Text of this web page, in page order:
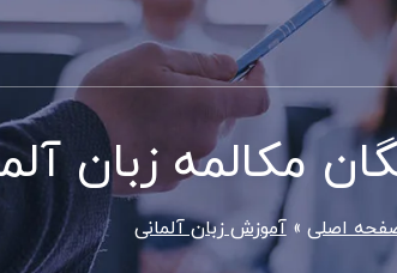
مکالمه زبان
اصلی آموزش زبان آلمانی